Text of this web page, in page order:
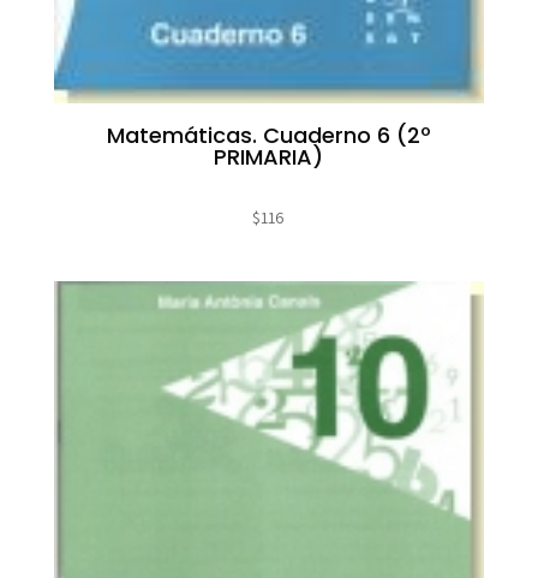
Matemáticas. Cuaderno 6 (2º
PRIMARIA)
$116